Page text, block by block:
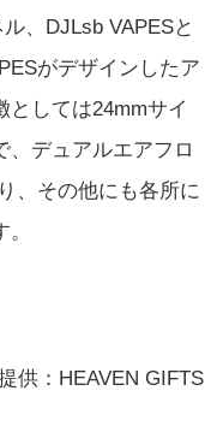
、DJLsb VAPESと
がデザインしたア
としては24mmサイ
、デュアルエアフロ
、その他にも各所に
供：HEAVEN GIFTS